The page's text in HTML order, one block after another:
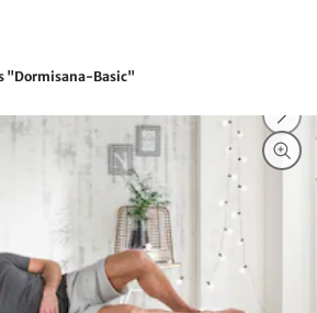
"Dormisana-Basic"